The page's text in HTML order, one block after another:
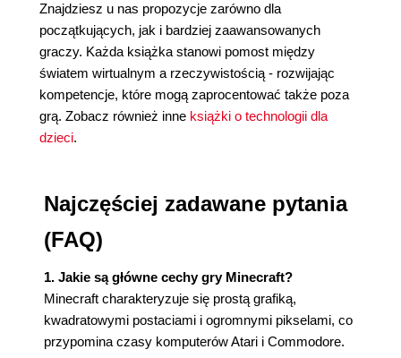
Znajdziesz u nas propozycje zarówno dla
początkujących, jak i bardziej zaawansowanych
graczy. Każda książka stanowi pomost między
światem wirtualnym a rzeczywistością - rozwijając
kompetencje, które mogą zaprocentować także poza
grą. Zobacz również inne książki o technologii dla
dzieci.
Najczęściej zadawane pytania
(FAQ)
1. Jakie są główne cechy gry Minecraft?
Minecraft charakteryzuje się prostą grafiką,
kwadratowymi postaciami i ogromnymi pikselami, co
przypomina czasy komputerów Atari i Commodore.